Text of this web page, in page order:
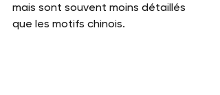
mais sont souvent moins détaillés
que les motifs chinois.